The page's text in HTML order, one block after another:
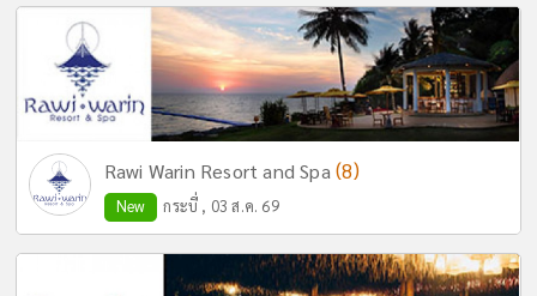
Rawi Warin Resort and Spa (8)
New กระบี่ , 03 ส.ค. 69